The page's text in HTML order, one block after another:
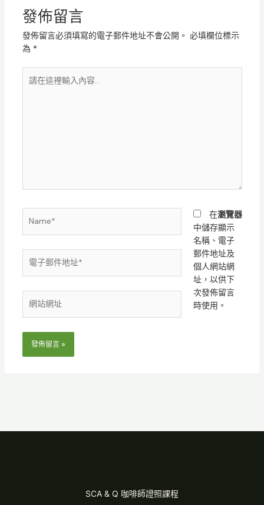
發佈留言
發佈留言必須填寫的電子郵件地址不會公開。 必填欄位標示
為 *
在
件
地
址
*
站
址
在瀏覽器
中儲存顯示
名稱、電子
郵件地址及
個人網站網
址，以供下
次發佈留言
時使用。
SCA & Q 咖啡師證照課程